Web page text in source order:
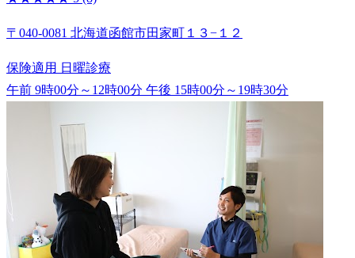
〒040-0081 北海道函館市田家町１３−１２
保険適用 日曜診療
午前 9時00分～12時00分 午後 15時00分～19時30分